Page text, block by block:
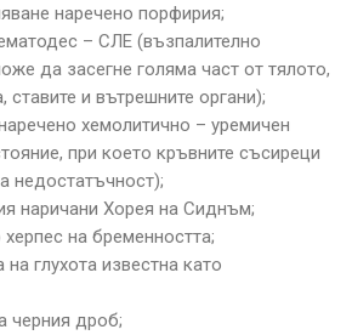
наречено порфирия;
– СЛЕ (възпалително
да засегне голяма част от тялото,
и вътрешните органи);
хемолитично – уремичен
при което кръвните съсиреци
недостатъчност);
наричани Хорея на Сиднъм;
на бременността;
глухота известна като
черния дроб;